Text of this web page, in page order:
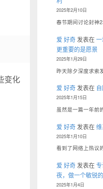
变化
2025年2月10日
春节期间讨论封神
爱 好奇 发表在
更重要的是愿景
2025年1月29日
昨天除夕深度求索
爱 好奇 发表在
2025年1月15日
虽然是一篇一年前
爱 好奇 发表在
2025年1月10日
看到了网络上热议
爱 好奇 发表在
夜，做一个敏锐
2025年1月4日